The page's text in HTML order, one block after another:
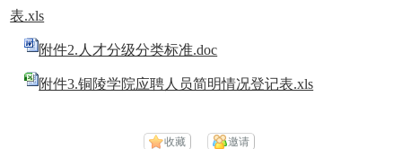
表.xls
附件2.人才分级分类标准.doc
附件3.铜陵学院应聘人员简明情况登记表.xls
收藏 邀请